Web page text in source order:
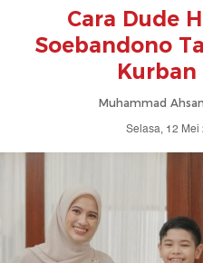
Cara Dude
Soebandono
Kurban
Muhammad
Selasa, 12 Mei